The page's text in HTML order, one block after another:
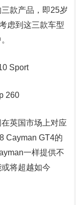
款产品，即25岁
虑到这三款车型
英国市场上对应
Cayman GT4的
一样提供不
将超越如今